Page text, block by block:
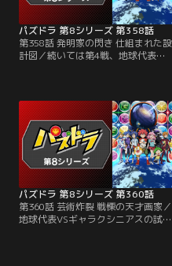
パズドラ 第8シリーズ 第358話
第358話 発明家の閃き 仕組まれた設
計図／続いては第4戦、地球代表の
ジーナは、宇宙船トクザワのエンジ
ンの設計者でもあった。バトルが始
まると、ネジーナはいきなりスキル
選択に悩み始める。マイペースな態
度に困惑する諭吉だが……。
パズドラ 第8シリーズ 第360話
第360話 芸術炸裂 戦慄の天才画家／
地球代表VSギャラクシニアスの試合